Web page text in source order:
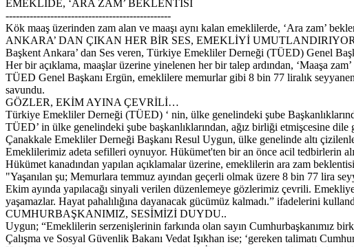
EMEKLİDE, ‘ARA ZAM’ BEKLENTİSİ
------------------------------------------------
Kök maaş üzerinden zam alan ve maaşı aynı kalan emeklilerde, ‘Ara zam’
ANKARA’ DAN ÇIKAN HER BİR SES, EMEKLİYİ
Başkent Ankara’ dan Ses veren, Türkiye Emekliler Derneği (TÜED) Genel
Her bir açıklama, maaşlar üzerine yinelenen her bir talep ardından, ‘Maaşa
TÜED Genel Başkanı Ergün, emeklilere memurlar gibi 8 bin 77 liralık seyyanen
savundu.
GÖZLER, EKİM AYINA ÇEVRİLİ…
Türkiye Emekliler Derneği (TÜED) ‘ nin, ülke genelindeki şube
TÜED’ in ülke genelindeki şube başkanlıklarından, ağız birliği etmişcesine
Çanakkale Emekliler Derneği Başkanı Resul Uygun, ülke genelinde altı
Emeklilerimiz adeta sefilleri oynuyor. Hükümet'ten bir an önce acil tedbirlerin
Hükümet kanadından yapılan açıklamalar üzerine, emeklilerin ara zam
"Yaşanılan şu; Memurlara temmuz ayından geçerli olmak üzere 8 bin 77 lira
Ekim ayında yapılacağı sinyali verilen düzenlemeye gözlerimiz çevrili.
yaşamazlar. Hayat pahalılığına dayanacak gücümüz kalmadı.” ifadelerini
CUMHURBAŞKANIMIZ, SESİMİZİ DUYDU..
Uygun; “Emeklilerin serzenişlerinin farkında olan sayın Cumhurbaşkanımız
Çalışma ve Sosyal Güvenlik Bakanı Vedat Işıkhan ise; ‘gereken talimatı